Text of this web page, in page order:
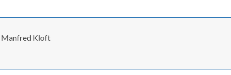
Manfred Kloft